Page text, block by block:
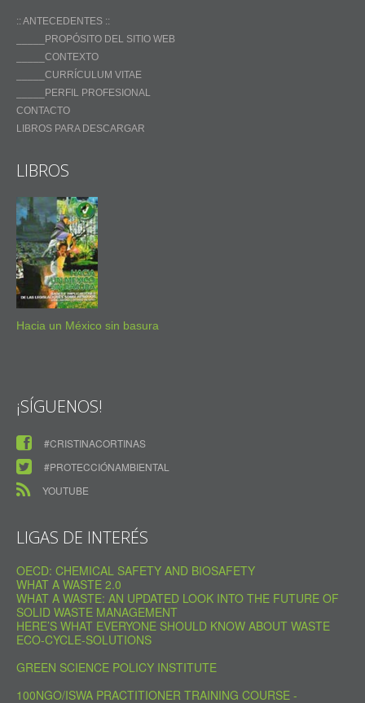
:: ANTECEDENTES ::
_____PROPÓSITO DEL SITIO WEB
_____CONTEXTO
_____CURRÍCULUM VITAE
_____PERFIL PROFESIONAL
CONTACTO
LIBROS PARA DESCARGAR
LIBROS
Hacia un México sin basura
¡SÍGUENOS!
#CRISTINACORTINAS
#PROTECCIÓNAMBIENTAL
YOUTUBE
LIGAS DE INTERÉS
OECD: CHEMICAL SAFETY AND BIOSAFETY
WHAT A WASTE 2.0
WHAT A WASTE: AN UPDATED LOOK INTO THE FUTURE OF
SOLID WASTE MANAGEMENT
HERE’S WHAT EVERYONE SHOULD KNOW ABOUT WASTE
ECO-CYCLE-SOLUTIONS
GREEN SCIENCE POLICY INSTITUTE
100NGO/ISWA PRACTITIONER TRAINING COURSE -